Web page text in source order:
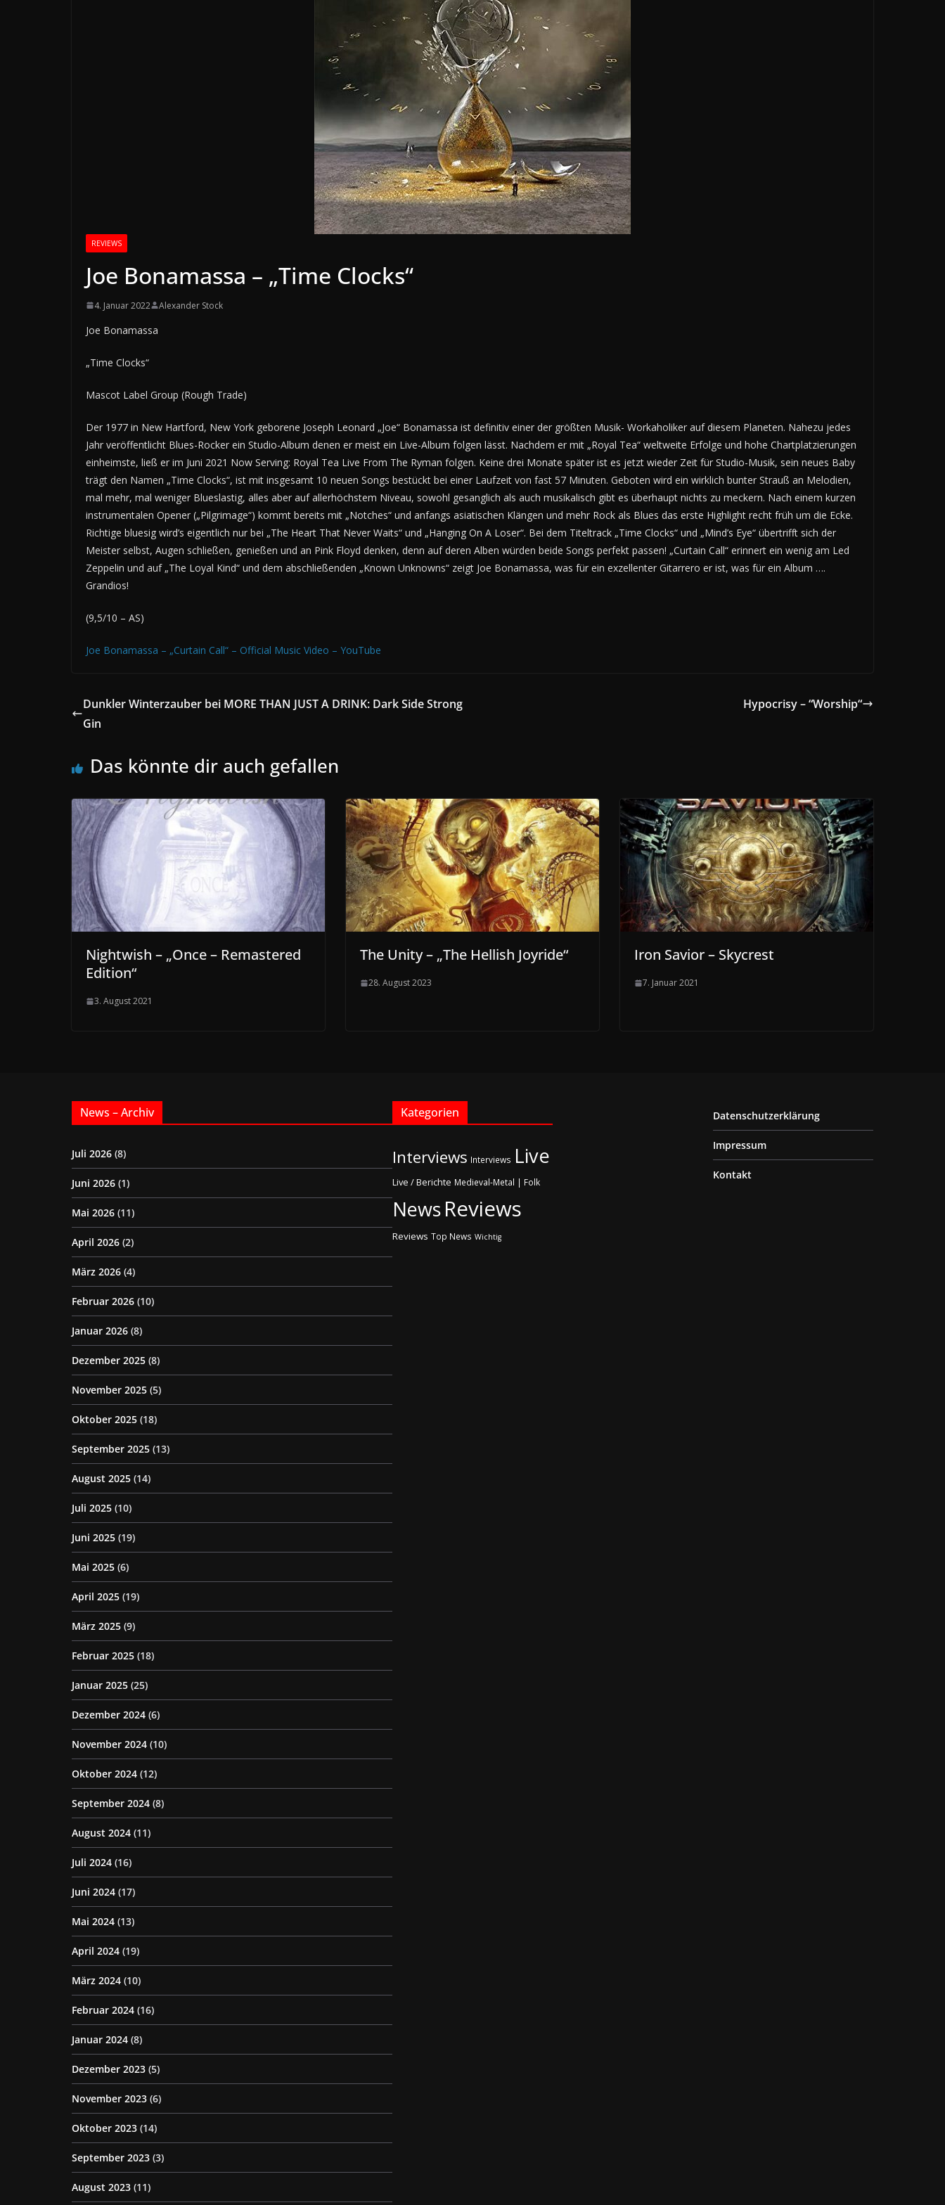
REVIEWS
Joe Bonamassa – „Time Clocks“
4. Januar 2022 Alexander Stock
Joe Bonamassa
„Time Clocks“
Mascot Label Group (Rough Trade)
Der 1977 in New Hartford, New York geborene Joseph Leonard „Joe“ Bonamassa ist definitiv einer der größten Musik- Workaholiker auf diesem Planeten. Nahezu jedes
Jahr veröffentlicht Blues-Rocker ein Studio-Album denen er meist ein Live-Album folgen lässt. Nachdem er mit „Royal Tea“ weltweite Erfolge und hohe Chartplatzierungen
einheimste, ließ er im Juni 2021 Now Serving: Royal Tea Live From The Ryman folgen. Keine drei Monate später ist es jetzt wieder Zeit für Studio-Musik, sein neues Baby
trägt den Namen „Time Clocks“, ist mit insgesamt 10 neuen Songs bestückt bei einer Laufzeit von fast 57 Minuten. Geboten wird ein wirklich bunter Strauß an Melodien,
mal mehr, mal weniger Blueslastig, alles aber auf allerhöchstem Niveau, sowohl gesanglich als auch musikalisch gibt es überhaupt nichts zu meckern. Nach einem kurzen
instrumentalen Opener („Pilgrimage“) kommt bereits mit „Notches“ und anfangs asiatischen Klängen und mehr Rock als Blues das erste Highlight recht früh um die Ecke.
Richtige bluesig wird’s eigentlich nur bei „The Heart That Never Waits“ und „Hanging On A Loser“. Bei dem Titeltrack „Time Clocks“ und „Mind’s Eye“ übertrifft sich der
Meister selbst, Augen schließen, genießen und an Pink Floyd denken, denn auf deren Alben würden beide Songs perfekt passen! „Curtain Call“ erinnert ein wenig am Led
Zeppelin und auf „The Loyal Kind“ und dem abschließenden „Known Unknowns“ zeigt Joe Bonamassa, was für ein exzellenter Gitarrero er ist, was für ein Album ….
Grandios!
(9,5/10 – AS)
Joe Bonamassa – „Curtain Call“ – Official Music Video – YouTube
Dunkler Winterzauber bei MORE THAN JUST A DRINK: Dark Side Strong
Gin
Hypocrisy – “Worship“
Das könnte dir auch gefallen
Nightwish – „Once – Remastered
Edition“
3. August 2021
The Unity – „The Hellish Joyride“
28. August 2023
Iron Savior – Skycrest
7. Januar 2021
News – Archiv
Juli 2026 (8)
Juni 2026 (1)
Mai 2026 (11)
April 2026 (2)
März 2026 (4)
Februar 2026 (10)
Januar 2026 (8)
Dezember 2025 (8)
November 2025 (5)
Oktober 2025 (18)
September 2025 (13)
August 2025 (14)
Juli 2025 (10)
Juni 2025 (19)
Mai 2025 (6)
April 2025 (19)
März 2025 (9)
Februar 2025 (18)
Januar 2025 (25)
Dezember 2024 (6)
November 2024 (10)
Oktober 2024 (12)
September 2024 (8)
August 2024 (11)
Juli 2024 (16)
Juni 2024 (17)
Mai 2024 (13)
April 2024 (19)
März 2024 (10)
Februar 2024 (16)
Januar 2024 (8)
Dezember 2023 (5)
November 2023 (6)
Oktober 2023 (14)
September 2023 (3)
August 2023 (11)
Kategorien
Interviews Interviews Live
Live / Berichte Medieval-Metal | Folk
NewsReviews
Reviews Top News Wichtig
Datenschutzerklärung
Impressum
Kontakt